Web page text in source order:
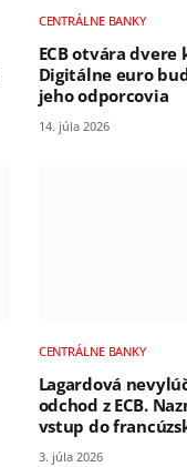
CENTRÁLNE BANKY
ECB otvára
Digitálne euro
jeho odporcovia
14. júla 2026
CENTRÁLNE BANKY
Lagardová
odchod z ECB.
vstup do
3. júla 2026